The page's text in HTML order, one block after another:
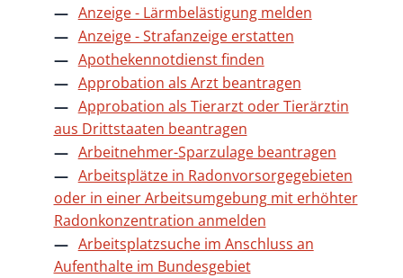
Anzeige - Lärmbelästigung melden
Anzeige - Strafanzeige erstatten
Apothekennotdienst finden
Approbation als Arzt beantragen
Approbation als Tierarzt oder Tierärztin
aus Drittstaaten beantragen
Arbeitnehmer-Sparzulage beantragen
Arbeitsplätze in Radonvorsorgegebieten
oder in einer Arbeitsumgebung mit erhöhter
Radonkonzentration anmelden
Arbeitsplatzsuche im Anschluss an
Aufenthalte im Bundesgebiet